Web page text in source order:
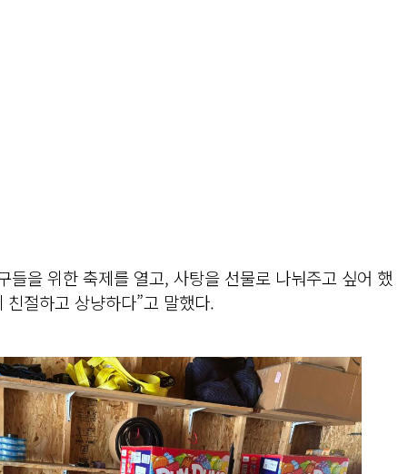
들을 위한 축제를 열고, 사탕을 선물로 나눠주고 싶어 했
친절하고 상냥하다”고 말했다.